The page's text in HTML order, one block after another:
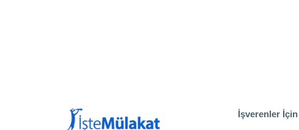
İşverenler İçin